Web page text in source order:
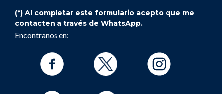
(*) Al completar este formulario acepto que me
contacten a través de WhatsApp.
Encontranos en: